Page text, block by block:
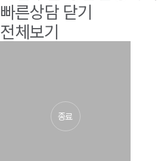
빠른상담 닫기
전체보기